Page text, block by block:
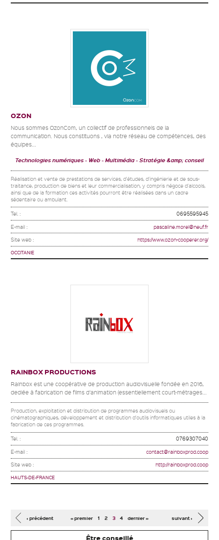
OZON
Nous sommes OzonCom, un collectif de professionnels de la
communication. Nous constituons , via notre réseau de compétences, des
équipes...
Technologies numériques Web - Multimédia Stratégie &amp; conseil
Réalisation et vente de prestations de services, d'études, d'ingénierie et de sous-
traitance, production de biens et leur commercialisation, y compris négoce d'alcools,
ainsi que de la formation ces activités pourront être réalisées dans un cadre
sédentaire ou ambulant.
Tel. : 0695595945
E-mail : pascaline.morel@neuf.fr
Site web : https://www.ozon-cooperer.org/
OCCITANIE
RAINBOX PRODUCTIONS
Rainbox est une coopérative de production audiovisuelle fondée en 2016,
dediée à fabrication de films d’animation (essentiellement court-métrages...
Production, exploitation et distribution de programmes audiovisuels ou
cinématographiques, développement et distribution d'outils informatiques utiles à la
fabrication de ces programmes.
Tel. : 0769307040
E-mail : contact@rainboxprod.coop
Site web : http://rainboxprod.coop
HAUTS-DE-FRANCE
Pages
« premier
‹ précédent 1 2 3 4 suivant ›
dernier »
Être conseillé